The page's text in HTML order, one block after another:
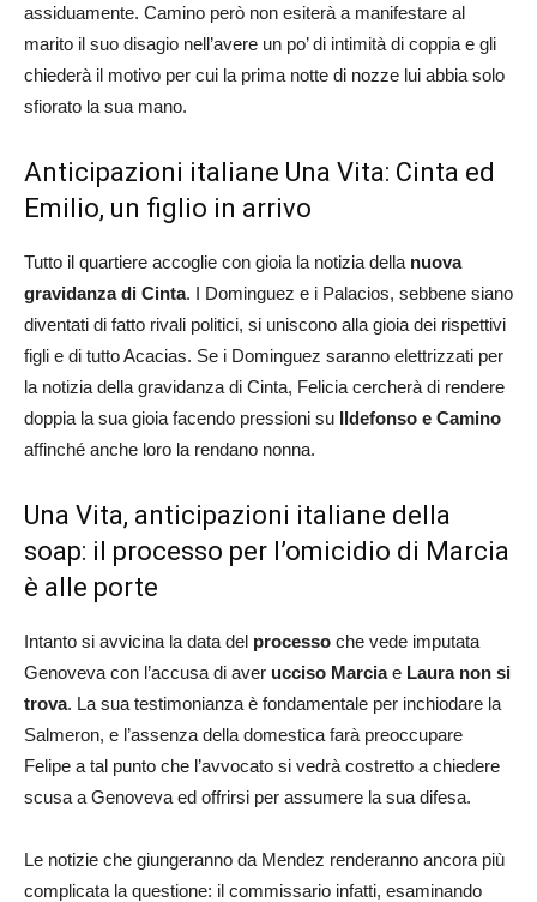
assiduamente. Camino però non esiterà a manifestare al
marito il suo disagio nell’avere un po’ di intimità di coppia e gli
chiederà il motivo per cui la prima notte di nozze lui abbia solo
sfiorato la sua mano.
Anticipazioni italiane Una Vita: Cinta ed
Emilio, un figlio in arrivo
Tutto il quartiere accoglie con gioia la notizia della nuova
gravidanza di Cinta. I Dominguez e i Palacios, sebbene siano
diventati di fatto rivali politici, si uniscono alla gioia dei rispettivi
figli e di tutto Acacias. Se i Dominguez saranno elettrizzati per
la notizia della gravidanza di Cinta, Felicia cercherà di rendere
doppia la sua gioia facendo pressioni su Ildefonso e Camino
affinché anche loro la rendano nonna.
Una Vita, anticipazioni italiane della
soap: il processo per l’omicidio di Marcia
è alle porte
Intanto si avvicina la data del processo che vede imputata
Genoveva con l’accusa di aver ucciso Marciae Laura non si
trova. La sua testimonianza è fondamentale per inchiodare la
Salmeron, e l’assenza della domestica farà preoccupare
Felipe a tal punto che l’avvocato si vedrà costretto a chiedere
scusa a Genoveva ed offrirsi per assumere la sua difesa.
Le notizie che giungeranno da Mendez renderanno ancora più
complicata la questione: il commissario infatti, esaminando